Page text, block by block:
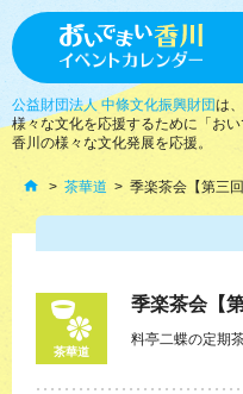
公益財団法人 中條文化振興財団は
様々な文化を応援するために「お
香川の様々な文化発展を応援。
茶華道 季楽茶会【第三回
茶華道
季楽茶会【第
料亭二蝶の定期